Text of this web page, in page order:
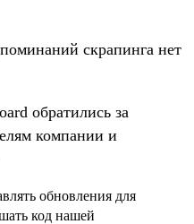
скрапинга нет
обратились за
компании и
обновления для
код нашей